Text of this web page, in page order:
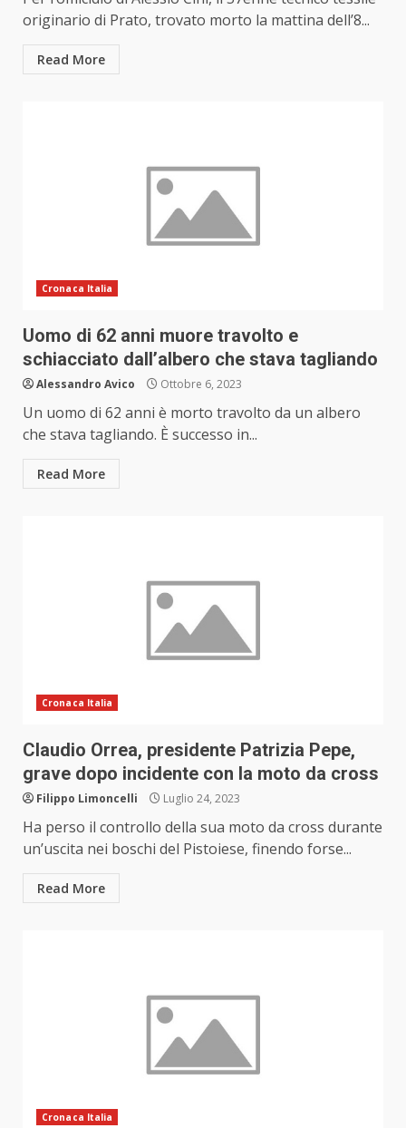
originario di Prato, trovato morto la mattina dell’8...
Read More
Cronaca Italia
Uomo di 62 anni muore travolto e
schiacciato dall’albero che stava tagliando
Alessandro Avico Ottobre 6, 2023
Un uomo di 62 anni è morto travolto da un albero
che stava tagliando. È successo in...
Read More
Cronaca Italia
Claudio Orrea, presidente Patrizia Pepe,
grave dopo incidente con la moto da cross
Filippo Limoncelli Luglio 24, 2023
Ha perso il controllo della sua moto da cross durante
un’uscita nei boschi del Pistoiese, finendo forse...
Read More
Cronaca Italia